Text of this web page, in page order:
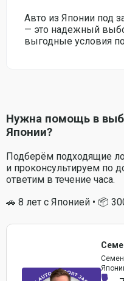
Авто из Японии под
— это надежный
выгодные условия
Нужна помощь в
Японии?
Подберём подходящие
и проконсультируем по
ответим в течение часа.
🚗 8 лет с Японией • 📦
Семен